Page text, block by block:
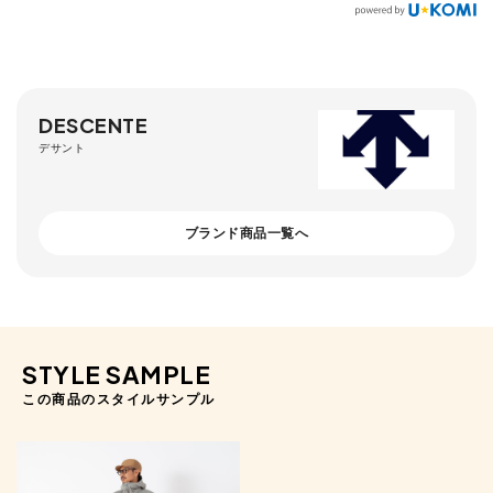
DESCENTE
デサント
ブランド商品一覧へ
STYLE SAMPLE
この商品のスタイルサンプル